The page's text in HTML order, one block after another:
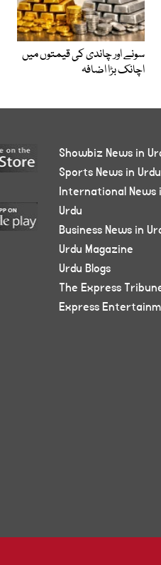
سونے اور چاندی کی قیمتوں میں
اچانک بڑا اضافہ
Showbiz News in
Sports News in Urdu
International News
Urdu
Business News in
Urdu Magazine
Urdu Blogs
The Express
Express